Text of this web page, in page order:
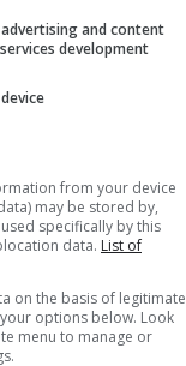
di cioccolato
and content
development
from your device
may be stored by,
specifically by this
data. List of
on the basis of legitimate
options below. Look
menu to manage or